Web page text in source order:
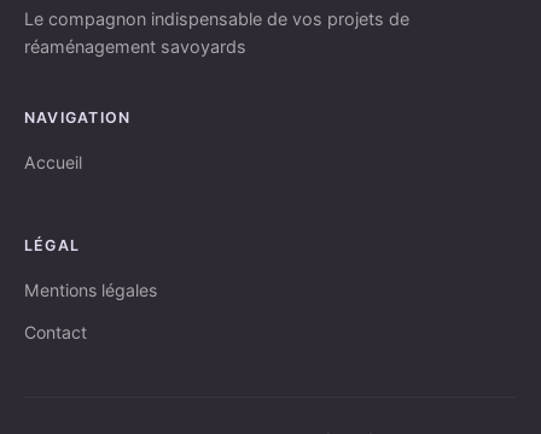
Le compagnon indispensable de vos projets de
réaménagement savoyards
NAVIGATION
Accueil
LÉGAL
Mentions légales
Contact